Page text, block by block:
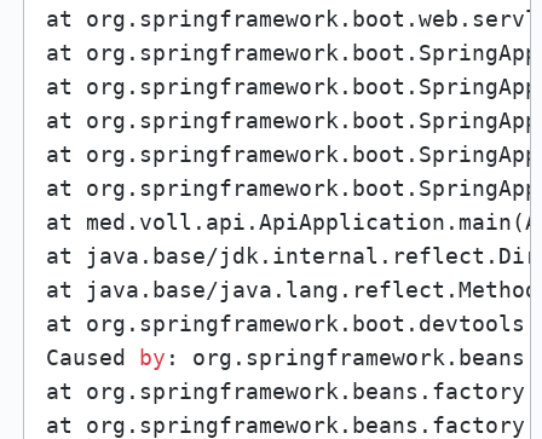
at
at
at
at
at
at
at
at java.base/
at java.base/
at
Caused
by :
at
at